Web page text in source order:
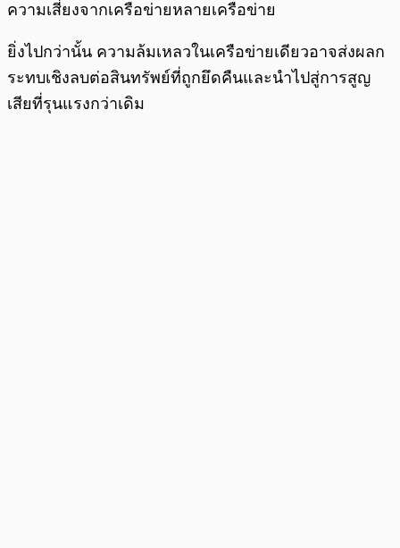
ความเสี่ยงจากเครือข่ายหลายเครือข่าย
ยิ่งไปกว่านั้น ความล้มเหลวในเครือข่ายเดียวอาจส่งผลก
ระทบเชิงลบต่อสินทรัพย์ที่ถูกยึดคืนและนำไปสู่การสูญ
เสียที่รุนแรงกว่าเดิม